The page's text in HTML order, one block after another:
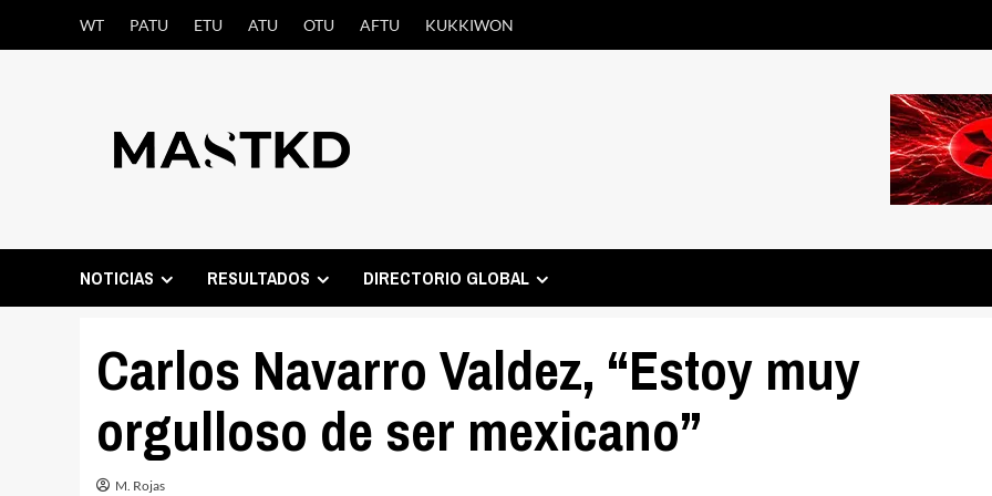
WT PATU ETU ATU OTU AFTU KUKKIWON
NOTICIAS RESULTADOS DIRECTORIO GLOBAL
Carlos Navarro Valdez, “Estoy muy
orgulloso de ser mexicano”
M. Rojas